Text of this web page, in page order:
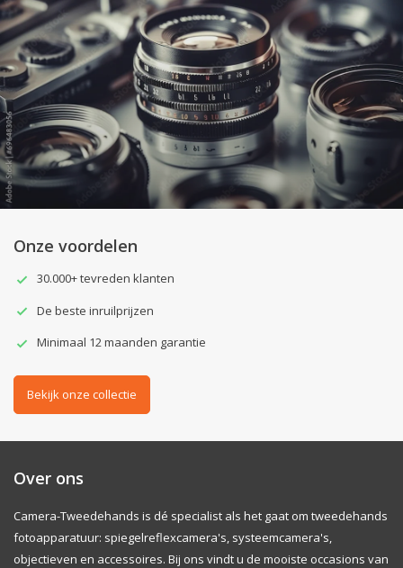
Onze voordelen
30.000+ tevreden klanten
De beste inruilprijzen
Minimaal 12 maanden garantie
Bekijk onze collectie
Over ons
Camera-Tweedehands is dé specialist als het gaat om tweedehands
fotoapparatuur: spiegelreflexcamera's, systeemcamera's,
objectieven en accessoires. Bij ons vindt u de mooiste occasions van